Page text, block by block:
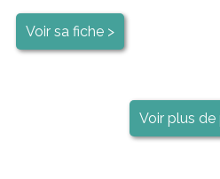
Voir sa fiche >
Voir plus de